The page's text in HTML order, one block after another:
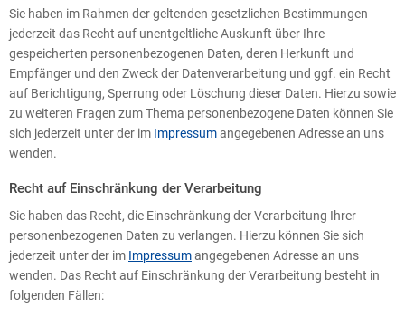
Sie haben im Rahmen der geltenden gesetzlichen Bestimmungen
jederzeit das Recht auf unentgeltliche Auskunft über Ihre
gespeicherten personenbezogenen Daten, deren Herkunft und
Empfänger und den Zweck der Datenverarbeitung und ggf. ein Recht
auf Berichtigung, Sperrung oder Löschung dieser Daten. Hierzu sowie
zu weiteren Fragen zum Thema personenbezogene Daten können Sie
sich jederzeit unter der im Impressumangegebenen Adresse an uns
wenden.
Recht auf Einschränkung der Verarbeitung
Sie haben das Recht, die Einschränkung der Verarbeitung Ihrer
personenbezogenen Daten zu verlangen. Hierzu können Sie sich
jederzeit unter der im Impressumangegebenen Adresse an uns
wenden. Das Recht auf Einschränkung der Verarbeitung besteht in
folgenden Fällen: